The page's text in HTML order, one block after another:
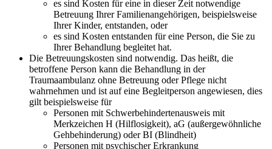
es sind Kosten für eine in dieser Zeit notwendige
Betreuung Ihrer Familienangehörigen, beispielsweise
Ihrer Kinder, entstanden, oder
es sind Kosten entstanden für eine Person, die Sie zu
Ihrer Behandlung begleitet hat.
Die Betreuungskosten sind notwendig. Das heißt, die
betroffene Person kann die Behandlung in der
Traumaambulanz ohne Betreuung oder Pflege nicht
wahrnehmen und ist auf eine Begleitperson angewiesen, dies
gilt beispielsweise für
Personen mit Schwerbehindertenausweis mit
Merkzeichen H (Hilflosigkeit), aG (außergewöhnliche
Gehbehinderung) oder BI (Blindheit)
Personen mit psychischer Erkrankung